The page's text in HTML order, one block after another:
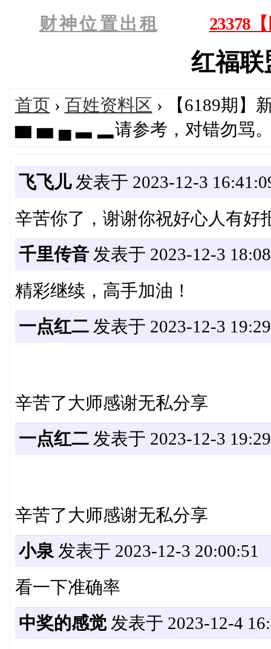
财 神 位 置 出 租 23378
红福联
首页 › 百姓资料区 › 【6189期
▆ ▅ ▄ ▃ ▂请参考，对错勿骂。
飞飞儿发表于 2023-12-3
辛苦你了，谢谢你祝好心人有好
千里传音发表于 2023-12-3
精彩继续，高手加油！
一点红二发表于 2023-12-3
辛苦了大师感谢无私分享
一点红二发表于 2023-12-3
辛苦了大师感谢无私分享
小泉 发表于 2023-12-3 20:00:51
看一下准确率
中奖的感觉发表于 2023-12-4